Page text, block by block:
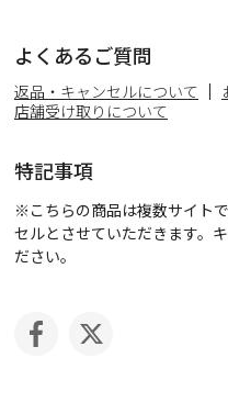
よくあるご質問
返品・キャンセルについて
店舗受け取りについて
特記事項
※こちらの商品は複数サイト
セルとさせていただきます。
ださい。